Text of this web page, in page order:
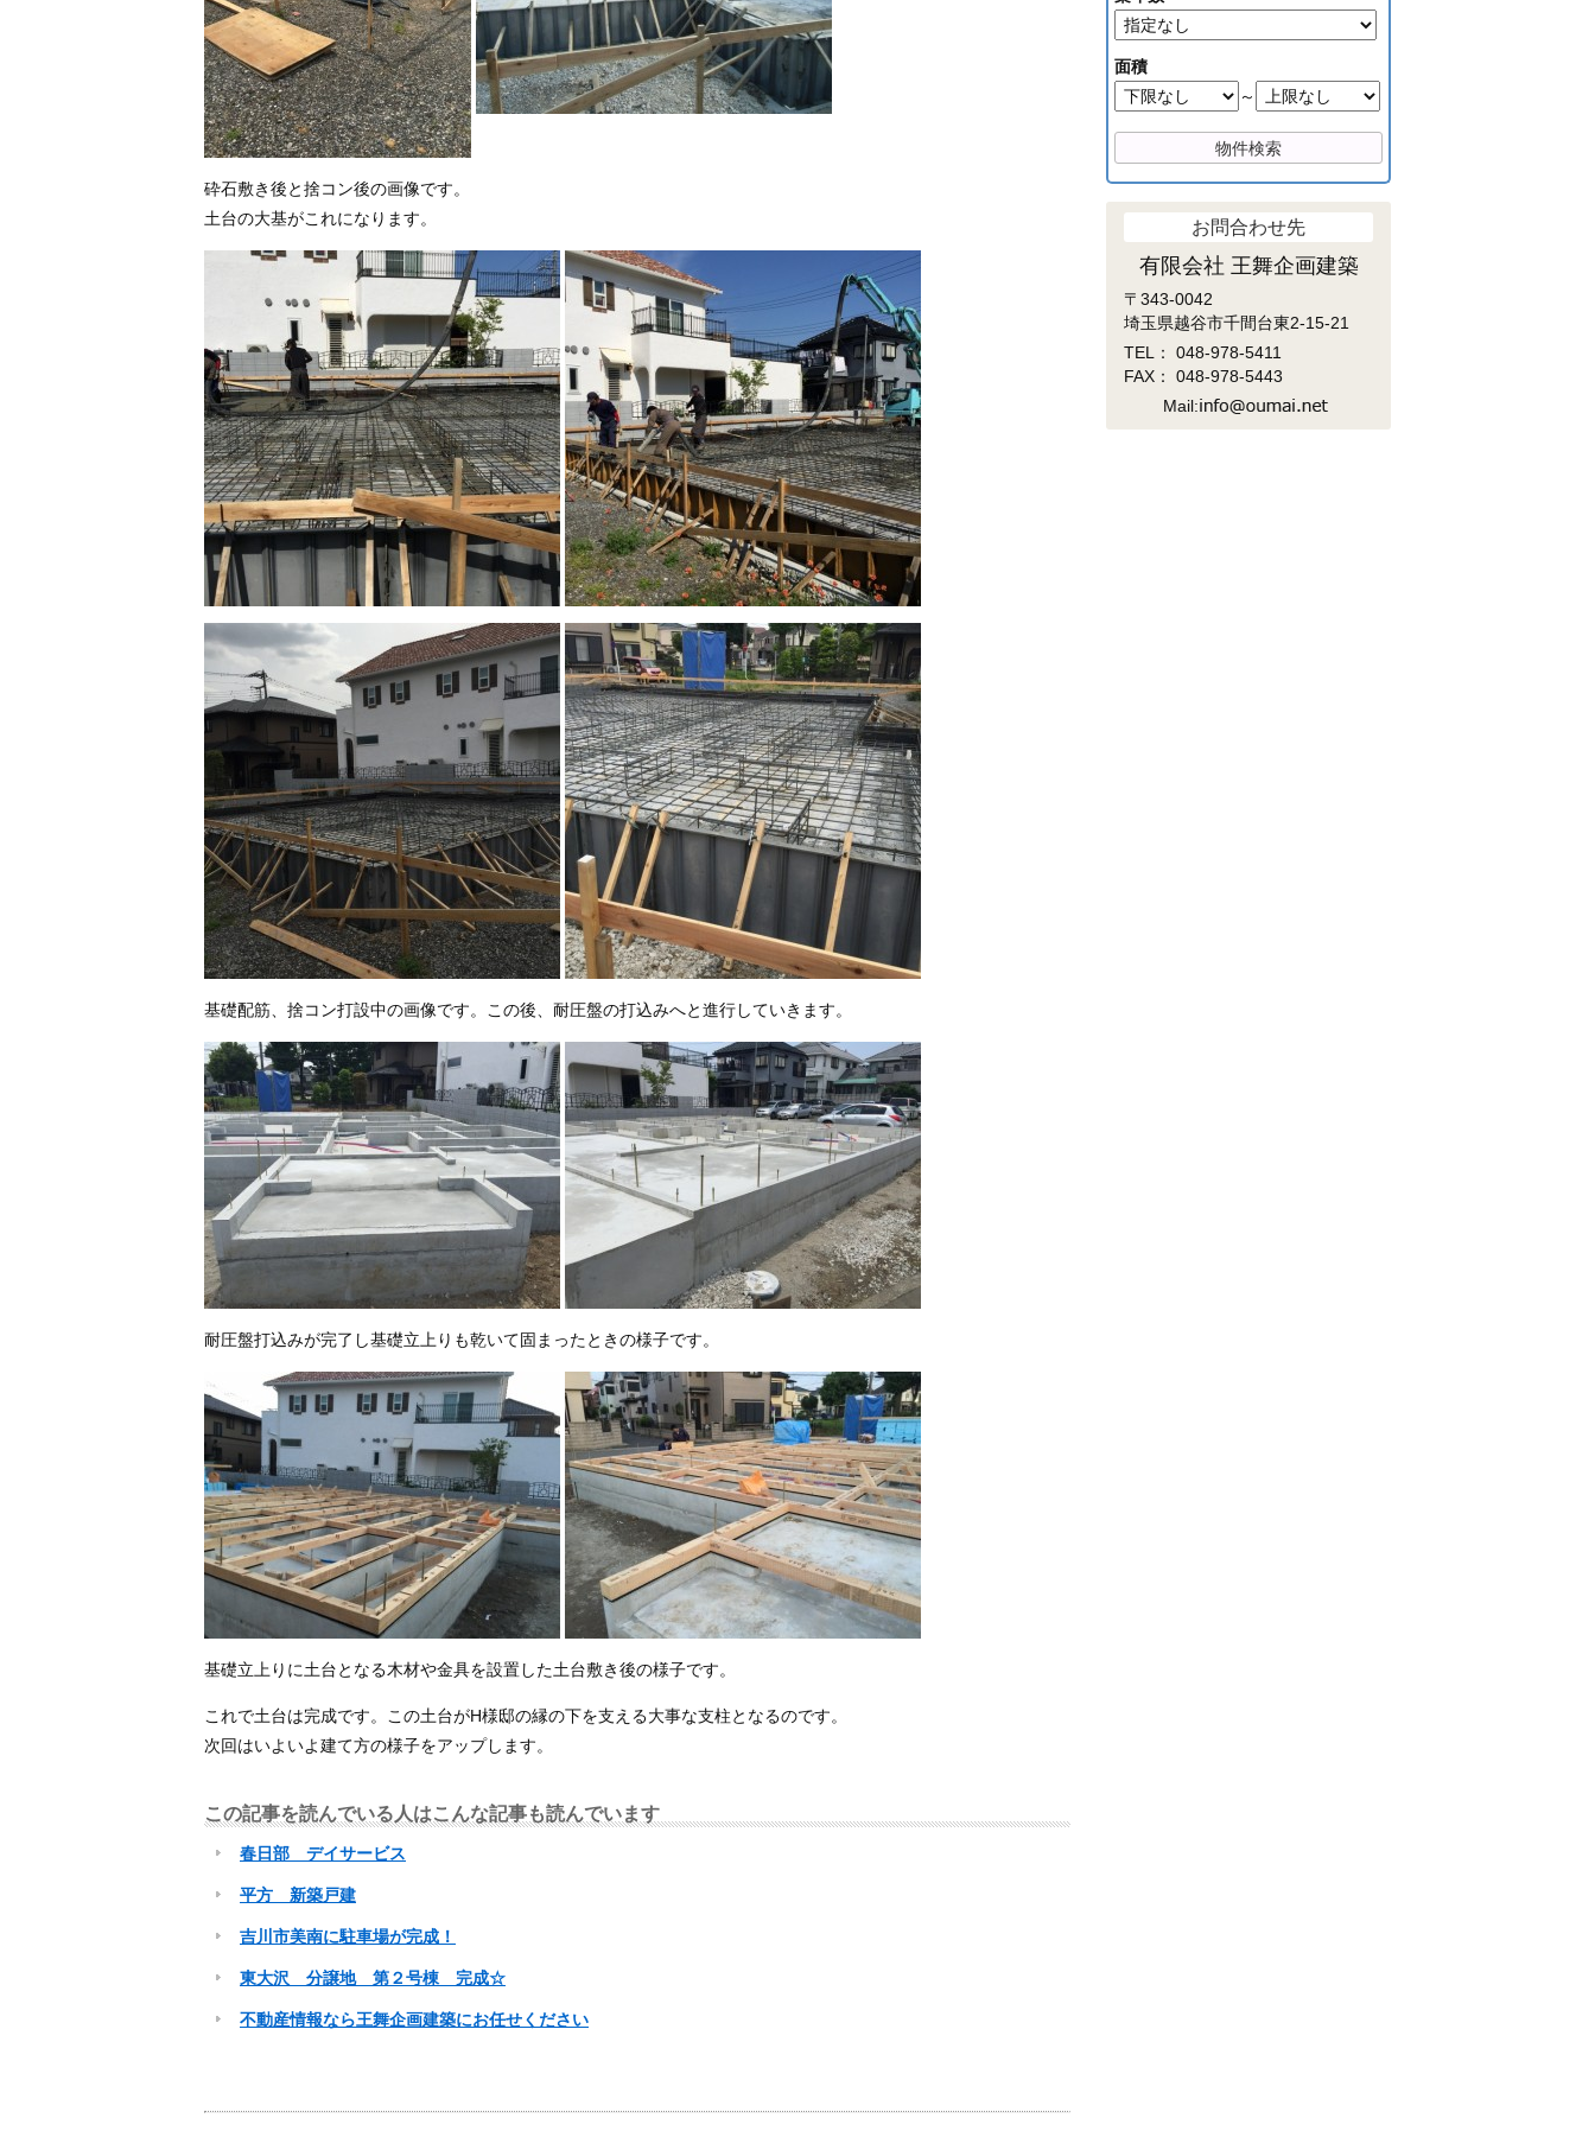
砕石敷き後と捨コン後の画像です。
土台の大基がこれになります。
基礎配筋、捨コン打設中の画像です。この後、耐圧盤の打込みへと進行していきます。
耐圧盤打込みが完了し基礎立上りも乾いて固まったときの様子です。
基礎立上りに土台となる木材や金具を設置した土台敷き後の様子です。
これで土台は完成です。この土台がH様邸の縁の下を支える大事な支柱となるのです。
次回はいよいよ建て方の様子をアップします。
この記事を読んでいる人はこんな記事も読んでいます
春日部 デイサービス
平方 新築戸建
吉川市美南に駐車場が完成！
東大沢 分譲地 第２号棟 完成☆
不動産情報なら王舞企画建築にお任せください
面積
～
お問合わせ先
有限会社 王舞企画建築
〒343-0042
埼玉県越谷市千間台東2-15-21
TEL： 048-978-5411
FAX： 048-978-5443
Mail: